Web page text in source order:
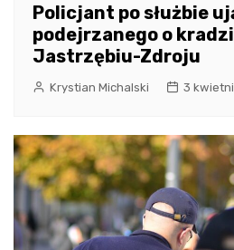
Policjant po służbie
podejrzanego o
Jastrzębiu-Zdroju
Krystian Michalski 3